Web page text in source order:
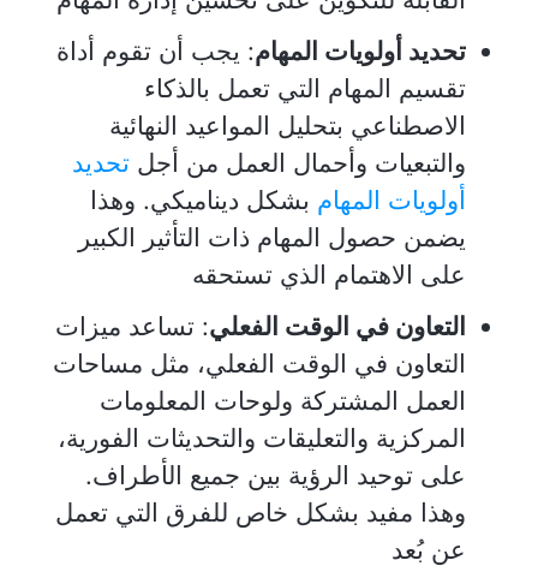
تحديد أولويات المهام: يجب أن تقوم أداة
تقسيم المهام التي تعمل بالذكاء
الاصطناعي بتحليل المواعيد النهائية
والتبعيات وأحمال العمل من أجل تحديد
أولويات المهام بشكل ديناميكي. وهذا
يضمن حصول المهام ذات التأثير الكبير
على الاهتمام الذي تستحقه
التعاون في الوقت الفعلي: تساعد ميزات
التعاون في الوقت الفعلي، مثل مساحات
العمل المشتركة ولوحات المعلومات
المركزية والتعليقات والتحديثات الفورية،
على توحيد الرؤية بين جميع الأطراف.
وهذا مفيد بشكل خاص للفرق التي تعمل
عن بُعد